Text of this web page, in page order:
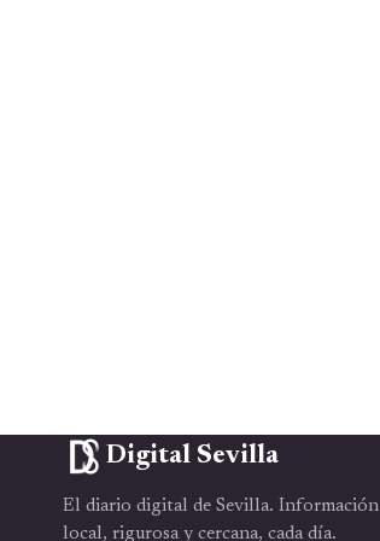
Digital Sevilla
El diario digital de Sevilla. Información
local, rigurosa y cercana, cada día.